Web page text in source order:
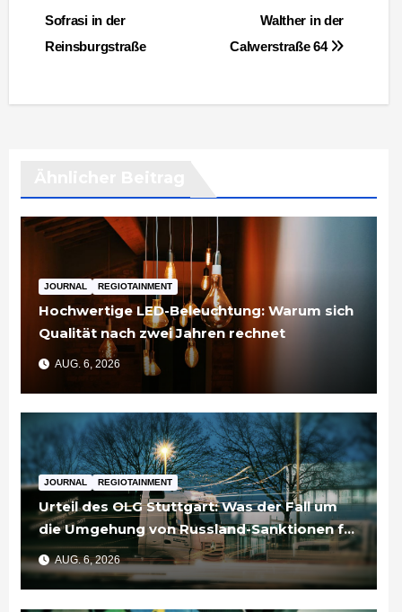
Walther in der
Calwerstraße 64
Sofrasi in der
Reinsburgstraße
JOURNAL REGIOTAINMENT
Hochwertige LED-Beleuchtung: Warum sich
Qualität nach zwei Jahren rechnet
AUG. 6, 2026
JOURNAL REGIOTAINMENT
Urteil des OLG Stuttgart: Was der Fall um
die Umgehung von Russland-Sanktionen für
Unternehmen bedeutet
AUG. 6, 2026